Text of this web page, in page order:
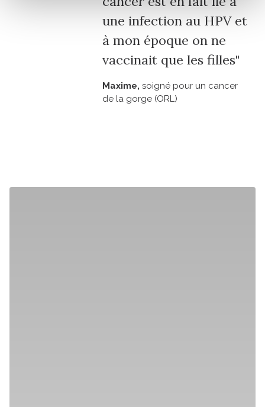
une infection au HPV et
à mon époque on ne
vaccinait que les filles"
Maxime,soigné pour un cancer
de la gorge (ORL)